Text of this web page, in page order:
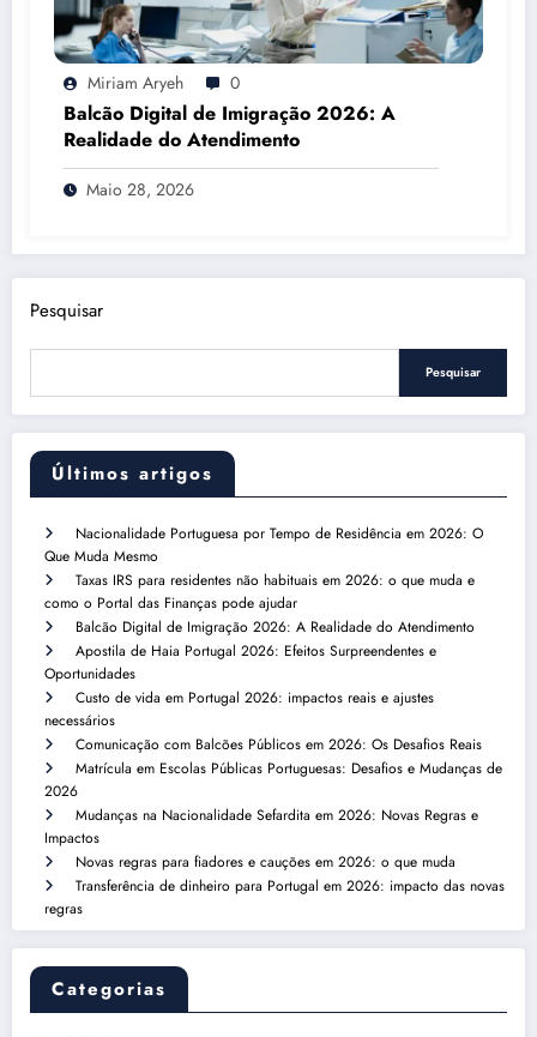
Miriam Aryeh 0
Balcão Digital de Imigração 2026: A
Realidade do Atendimento
Maio 28, 2026
Pesquisar
Pesquisar
Últimos artigos
Nacionalidade Portuguesa por Tempo de Residência em 2026: O
Que Muda Mesmo
Taxas IRS para residentes não habituais em 2026: o que muda e
como o Portal das Finanças pode ajudar
Balcão Digital de Imigração 2026: A Realidade do Atendimento
Apostila de Haia Portugal 2026: Efeitos Surpreendentes e
Oportunidades
Custo de vida em Portugal 2026: impactos reais e ajustes
necessários
Comunicação com Balcões Públicos em 2026: Os Desafios Reais
Matrícula em Escolas Públicas Portuguesas: Desafios e Mudanças de
2026
Mudanças na Nacionalidade Sefardita em 2026: Novas Regras e
Impactos
Novas regras para fiadores e cauções em 2026: o que muda
Transferência de dinheiro para Portugal em 2026: impacto das novas
regras
Categorias